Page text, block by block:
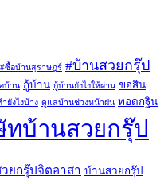
#ซื้อบ้านสุราษฎร์ #บ้านสวยกรุ๊ป
บ้าน กู้บ้าน กู้บ้านยังไงให้ผ่าน ขอสิน
ยังไงบ้าง ดูแลบ้านช่วงหน้าฝน ทอดกฐิน
ทบ้านสวยกรุ๊ป
ยกรุ๊ปจิตอาสา บ้านสวยกรุ๊ป